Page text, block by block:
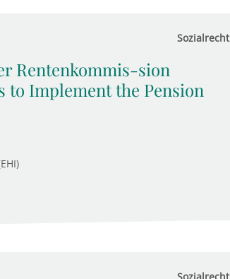
Sozialrecht
Rentenkommis-sion
to Implement the Pension